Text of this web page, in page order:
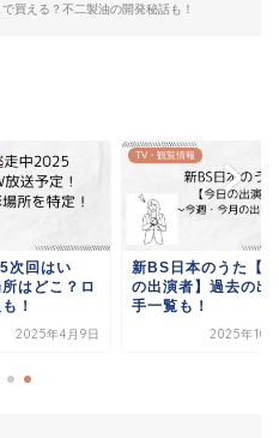
買える？不二製油の開発秘話も！
次回はい
はどこ？ロ
！
2025年4月9日
TV・観覧情報
新BS日本のうた【
の出演者】過去の出
手一覧も！
2025年10